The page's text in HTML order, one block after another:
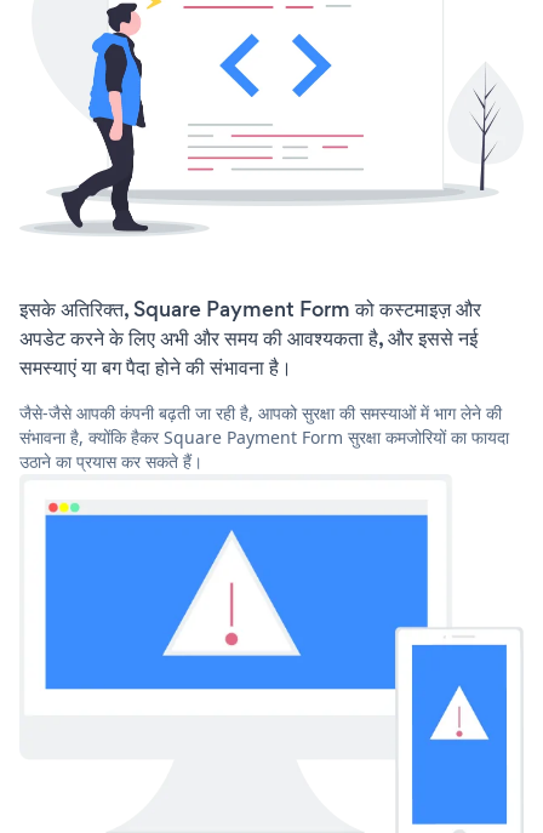
इसके अतिरिक्त, Square Payment Form को कस्टमाइज़ और
अपडेट करने के लिए अभी और समय की आवश्यकता है, और इससे नई
समस्याएं या बग पैदा होने की संभावना है।
जैसे-जैसे आपकी कंपनी बढ़ती जा रही है, आपको सुरक्षा की समस्याओं में भाग लेने की
संभावना है, क्योंकि हैकर Square Payment Form सुरक्षा कमजोरियों का फायदा
उठाने का प्रयास कर सकते हैं।